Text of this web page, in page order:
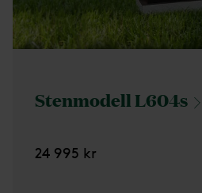
StenmodellL604s
24 995 kr